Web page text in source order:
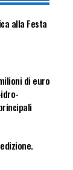
alla Festa
di euro